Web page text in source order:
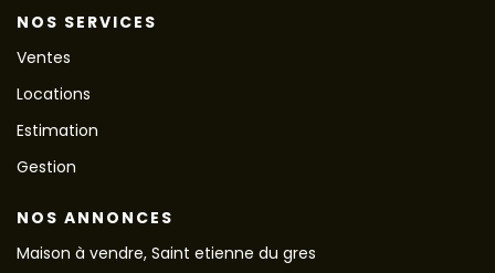
NOS SERVICES
Ventes
Locations
Estimation
Gestion
NOS ANNONCES
Maison à vendre, Saint etienne du gres